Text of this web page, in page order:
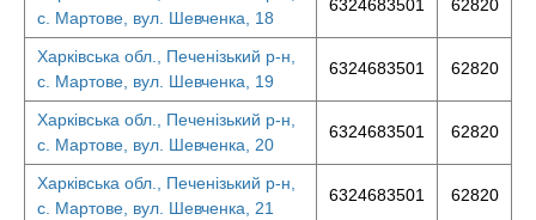
с. Мартове, вул. Шевченка, 18
6324683501 62820
Харківська обл., Печенізький р-н,
с. Мартове, вул. Шевченка, 19
6324683501 62820
Харківська обл., Печенізький р-н,
с. Мартове, вул. Шевченка, 20
6324683501 62820
Харківська обл., Печенізький р-н,
с. Мартове, вул. Шевченка, 21
6324683501 62820